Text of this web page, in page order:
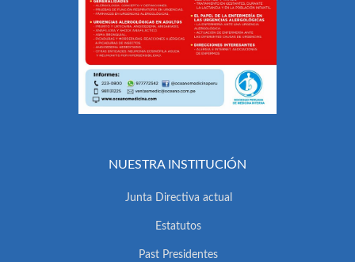
NUESTRA INSTITUCIÓN
Junta Directiva actual
Estatutos
Past Presidentes